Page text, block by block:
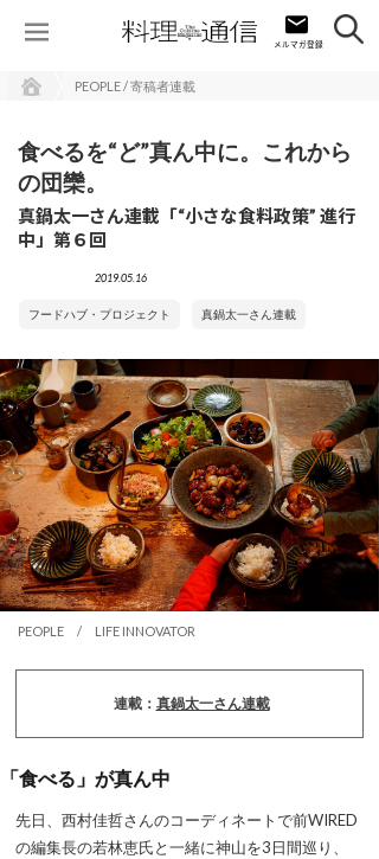
PEOPLE / 寄稿者連載
食べるを“ど”真ん中に。これから
の団欒。
真鍋太一さん連載「“小さな食料政策” 進行
中」第６回
2019.05.16
フードハブ・プロジェクト 真鍋太一さん連載
PEOPLE / LIFE INNOVATOR
連載： 真鍋太一さん連載
「食べる」が真ん中
先日、西村佳哲さんのコーディネートで前WIRED
の編集長の若林恵氏と一緒に神山を3日間巡り、